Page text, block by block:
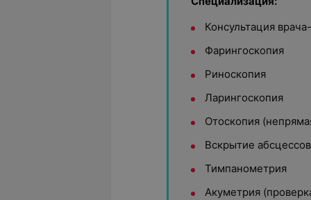
Консультация
Фарингоскопия
Риноскопия
Ларингоскопия
Отоскопия
Вскрытие
Тимпанометрия
Акуметрия